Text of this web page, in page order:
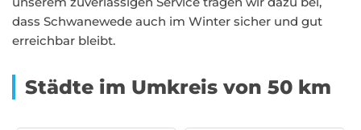
dass Schwanewede auch im Winter sicher und gut
erreichbar bleibt.
Städte im Umkreis von 50 km